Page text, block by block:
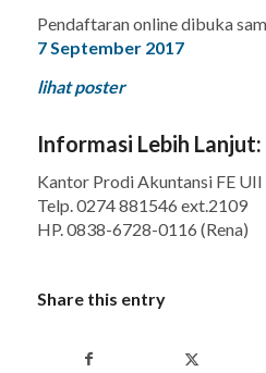
Pendaftaran online dibuka
7 September 2017
lihat poster
Informasi Lebih Lanjut:
Kantor Prodi Akuntansi FE UII
Telp. 0274 881546 ext.2109
HP. 0838-6728-0116 (Rena)
Share this entry